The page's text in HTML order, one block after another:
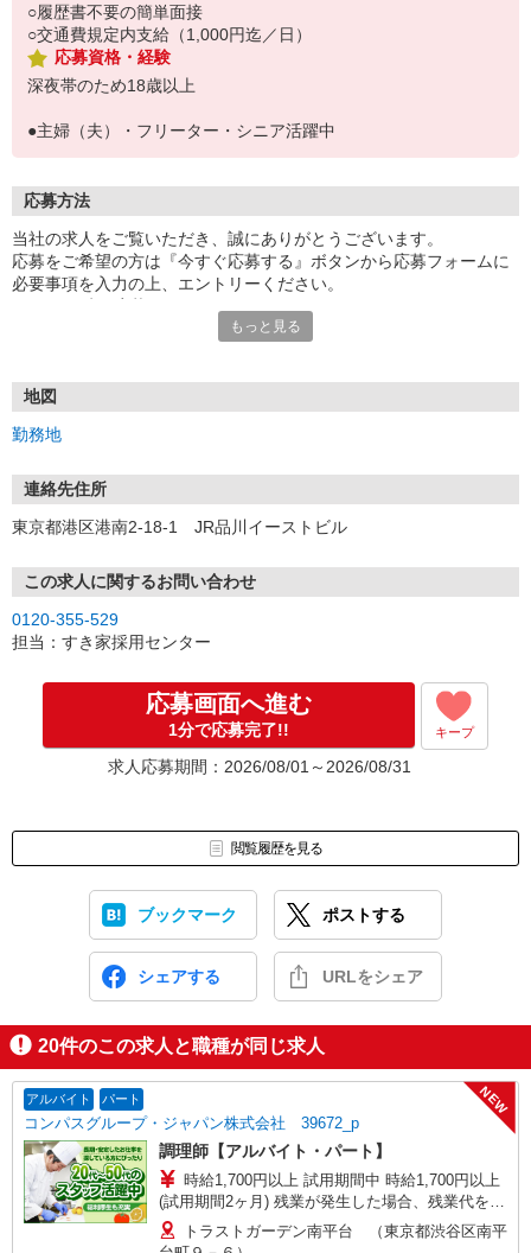
○履歴書不要の簡単面接
○交通費規定内支給（1,000円迄／日）
応募資格・経験
深夜帯のため18歳以上
●主婦（夫）・フリーター・シニア活躍中
応募方法
当社の求人をご覧いただき、誠にありがとうございます。
応募をご希望の方は『今すぐ応募する』ボタンから応募フォームに
必要事項を入力の上、エントリーください。
号」など
もっと見る
地図
勤務地
連絡先住所
東京都港区港南2-18-1 JR品川イーストビル
この求人に関するお問い合わせ
0120-355-529
担当：すき家採用センター
応募画面へ進む
1分で応募完了!! キープ
求人応募期間：2026/08/01～2026/08/31
閲覧履歴を見る
ブックマーク ポストする
シェアする URLをシェア
20件のこの求人と職種が同じ求人
アルバイト パート
コンパスグループ・ジャパン株式会社 39672_p
NEW
調理師【アルバイト・パート】
時給1,700円以上 試用期間中 時給1,700円以上
(試用期間2ヶ月) 残業が発生した場合、残業代を1
分単位で別途支給します。
トラストガーデン南平台 （東京都渋谷区南平